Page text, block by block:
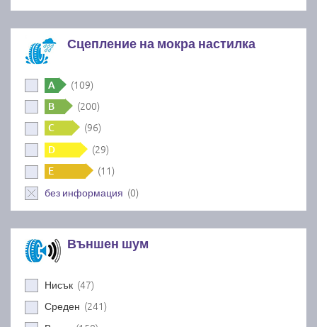
Сцепление на мокра настилка
A (109)
B (200)
C (96)
D (29)
E (11)
без информация (0)
Външен шум
Нисък (47)
Среден (241)